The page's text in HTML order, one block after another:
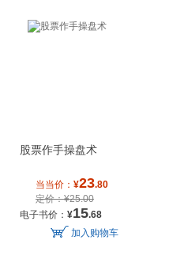
股票作手操盘术
当当价： ¥23.80
定价：¥25.00
电子书价： ¥15.68
加入购物车